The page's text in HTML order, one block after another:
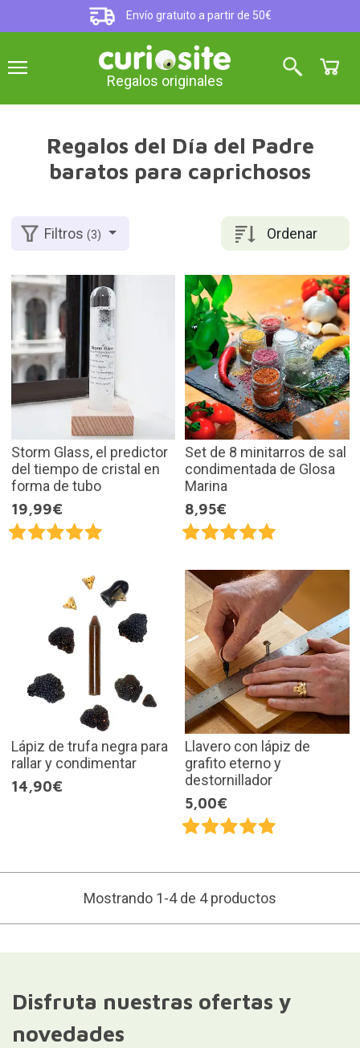
Envío gratuito a partir de 50€
Regalos originales
Regalos del Día del Padre
baratos para caprichosos
Ordenar
Filtros(3)
Storm Glass, el predictor
del tiempo de cristal en
forma de tubo
19,99€
Set de 8 minitarros de sal
condimentada de Glosa
Marina
8,95€
Lápiz de trufa negra para
rallar y condimentar
14,90€
Llavero con lápiz de
grafito eterno y
destornillador
5,00€
Mostrando 1-4 de 4 productos
Disfruta nuestras ofertas y
novedades